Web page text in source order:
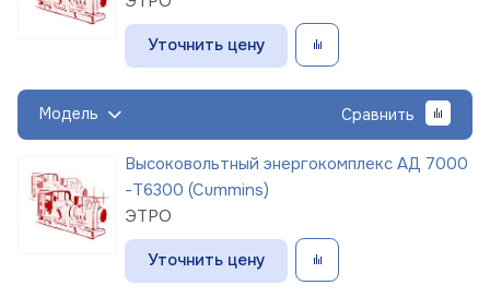
Уточнить цену
Модель Сравнить
Высоковольтный энергокомплекс АД 7000
-Т6300 (Cummins)
ЭТРО
Уточнить цену